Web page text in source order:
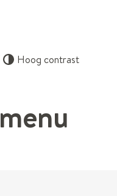
Hoog contrast
menu